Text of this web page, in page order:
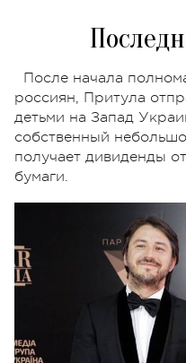
После начала
россиян, Притула
детьми на Запад
собственный
получает дивиденды
бумаги.